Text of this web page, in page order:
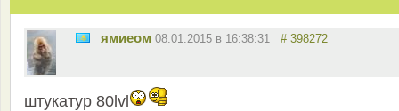
ямиеом 08.01.2015 в 16:38:31 # 398272
штукатур 80lvl